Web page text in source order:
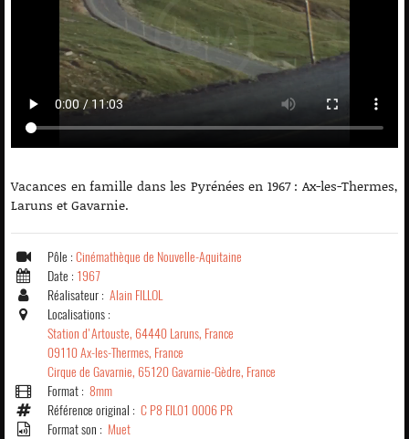
Vacances en famille dans les Pyrénées en 1967 : Ax-les-Thermes,
Laruns et Gavarnie.
Pôle : Cinémathèque de Nouvelle-Aquitaine
Date : 1967
Réalisateur : Alain FILLOL
Localisations :
Station d'Artouste, 64440 Laruns, France
09110 Ax-les-Thermes, France
Cirque de Gavarnie, 65120 Gavarnie-Gèdre, France
Format : 8mm
Référence original : C P8 FIL01 0006 PR
Format son : Muet